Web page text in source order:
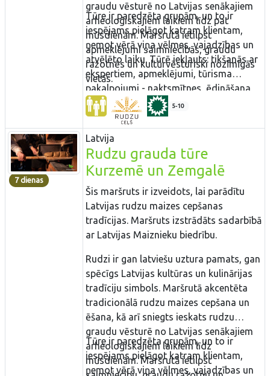
graudu vēsturē no Latvijas senākajiem
arheoloģiskajiem laikiem līdz pat
mūsdienām. Maršrutā ietilpst
apmeklējumi saimniecībās, graudu
ražotnēs un kultūrvēsturiski nozīmīgās
vietās.
Tūre ir paredzēta grupām, un to ir
iespējams pielāgot katram klientam,
ņemot vērā viņa vēlmes, vajadzības un
atvēlēto laiku. Tūrē iekļauts: tikšanās ar
ekspertiem, apmeklējumi, tūrisma
pakalpojumi - naktsmītnes, ēdināšana,
apskates vietas, autobusu īre, gidi.
5-10
7 dienas
Latvija
Rudzu grauda tūre
Kurzemē un Zemgalē
Šis maršruts ir izveidots, lai parādītu
Latvijas rudzu maizes cepšanas
tradīcijas. Maršruts izstrādāts sadarbībā
ar Latvijas Maiznieku biedrību.
Rudzi ir gan latviešu uztura pamats, gan
spēcīgs Latvijas kultūras un kulinārijas
tradīciju simbols. Maršrutā akcentēta
tradicionālā rudzu maizes cepšana un
ēšana, kā arī sniegts ieskats rudzu
graudu vēsturē no Latvijas senākajiem
arheoloģiskajiem laikiem līdz
mūsdienām. Maršrutā ietilpst
Tūre ir paredzēta grupām, un to ir
iespējams pielāgot katram klientam,
ņemot vērā viņa vēlmes, vajadzības un